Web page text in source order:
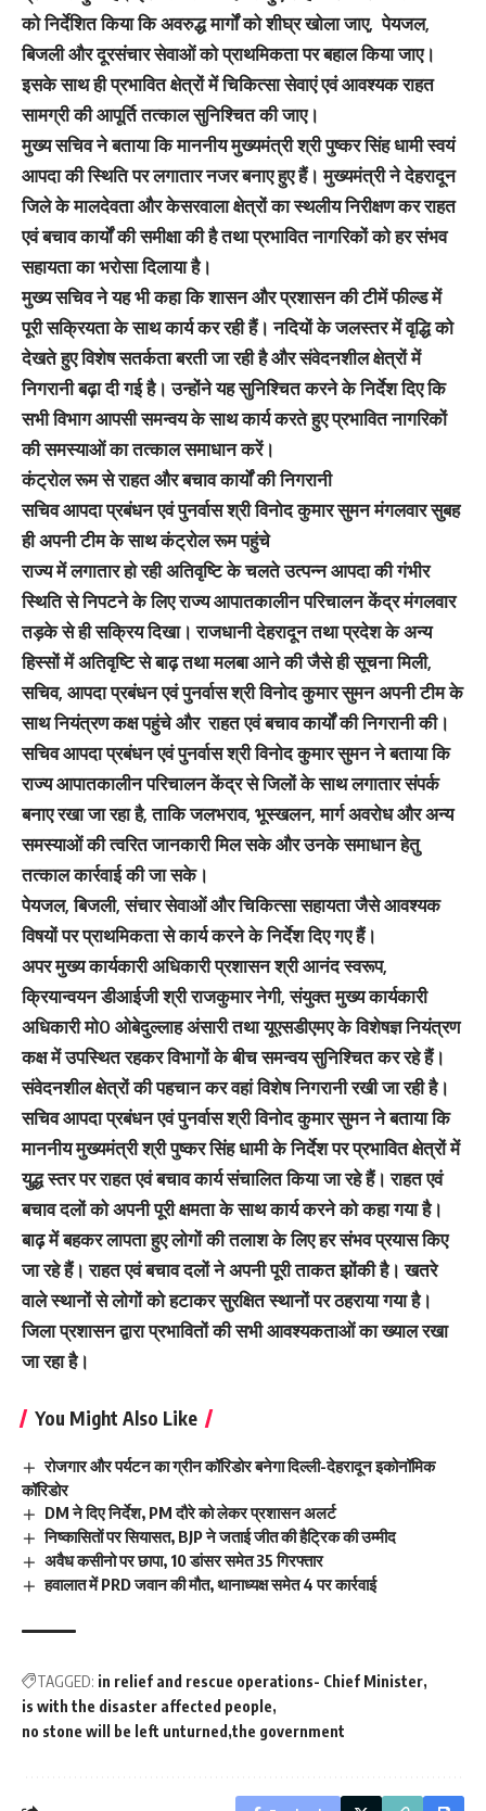
को निर्देशित किया कि अवरुद्ध मार्गों को शीघ्र खोला जाए, पेयजल,
बिजली और दूरसंचार सेवाओं को प्राथमिकता पर बहाल किया जाए।
इसके साथ ही प्रभावित क्षेत्रों में चिकित्सा सेवाएं एवं आवश्यक राहत
सामग्री की आपूर्ति तत्काल सुनिश्चित की जाए।
मुख्य सचिव ने बताया कि माननीय मुख्यमंत्री श्री पुष्कर सिंह धामी स्वयं
आपदा की स्थिति पर लगातार नजर बनाए हुए हैं। मुख्यमंत्री ने देहरादून
जिले के मालदेवता और केसरवाला क्षेत्रों का स्थलीय निरीक्षण कर राहत
एवं बचाव कार्यों की समीक्षा की है तथा प्रभावित नागरिकों को हर संभव
सहायता का भरोसा दिलाया है।
मुख्य सचिव ने यह भी कहा कि शासन और प्रशासन की टीमें फील्ड में
पूरी सक्रियता के साथ कार्य कर रही हैं। नदियों के जलस्तर में वृद्धि को
देखते हुए विशेष सतर्कता बरती जा रही है और संवेदनशील क्षेत्रों में
निगरानी बढ़ा दी गई है। उन्होंने यह सुनिश्चित करने के निर्देश दिए कि
सभी विभाग आपसी समन्वय के साथ कार्य करते हुए प्रभावित नागरिकों
की समस्याओं का तत्काल समाधान करें।
कंट्रोल रूम से राहत और बचाव कार्यों की निगरानी
सचिव आपदा प्रबंधन एवं पुनर्वास श्री विनोद कुमार सुमन मंगलवार सुबह
ही अपनी टीम के साथ कंट्रोल रूम पहुंचे
राज्य में लगातार हो रही अतिवृष्टि के चलते उत्पन्न आपदा की गंभीर
स्थिति से निपटने के लिए राज्य आपातकालीन परिचालन केंद्र मंगलवार
तड़के से ही सक्रिय दिखा। राजधानी देहरादून तथा प्रदेश के अन्य
हिस्सों में अतिवृष्टि से बाढ़ तथा मलबा आने की जैसे ही सूचना मिली,
सचिव, आपदा प्रबंधन एवं पुनर्वास श्री विनोद कुमार सुमन अपनी टीम के
साथ नियंत्रण कक्ष पहुंचे और राहत एवं बचाव कार्यों की निगरानी की।
सचिव आपदा प्रबंधन एवं पुनर्वास श्री विनोद कुमार सुमन ने बताया कि
राज्य आपातकालीन परिचालन केंद्र से जिलों के साथ लगातार संपर्क
बनाए रखा जा रहा है, ताकि जलभराव, भूस्खलन, मार्ग अवरोध और अन्य
समस्याओं की त्वरित जानकारी मिल सके और उनके समाधान हेतु
तत्काल कार्रवाई की जा सके।
पेयजल, बिजली, संचार सेवाओं और चिकित्सा सहायता जैसे आवश्यक
विषयों पर प्राथमिकता से कार्य करने के निर्देश दिए गए हैं।
अपर मुख्य कार्यकारी अधिकारी प्रशासन श्री आनंद स्वरूप,
क्रियान्वयन डीआईजी श्री राजकुमार नेगी, संयुक्त मुख्य कार्यकारी
अधिकारी मो0 ओबेदुल्लाह अंसारी तथा यूएसडीएमए के विशेषज्ञ नियंत्रण
कक्ष में उपस्थित रहकर विभागों के बीच समन्वय सुनिश्चित कर रहे हैं।
संवेदनशील क्षेत्रों की पहचान कर वहां विशेष निगरानी रखी जा रही है।
सचिव आपदा प्रबंधन एवं पुनर्वास श्री विनोद कुमार सुमन ने बताया कि
माननीय मुख्यमंत्री श्री पुष्कर सिंह धामी के निर्देश पर प्रभावित क्षेत्रों में
युद्ध स्तर पर राहत एवं बचाव कार्य संचालित किया जा रहे हैं। राहत एवं
बचाव दलों को अपनी पूरी क्षमता के साथ कार्य करने को कहा गया है।
बाढ़ में बहकर लापता हुए लोगों की तलाश के लिए हर संभव प्रयास किए
जा रहे हैं। राहत एवं बचाव दलों ने अपनी पूरी ताकत झोंकी है। खतरे
वाले स्थानों से लोगों को हटाकर सुरक्षित स्थानों पर ठहराया गया है।
जिला प्रशासन द्वारा प्रभावितों की सभी आवश्यकताओं का ख्याल रखा
जा रहा है।
You Might Also Like
रोजगार और पर्यटन का ग्रीन कॉरिडोर बनेगा दिल्ली-देहरादून इकोनॉमिक
कॉरिडोर
DM ने दिए निर्देश, PM दौरे को लेकर प्रशासन अलर्ट
निष्कासितों पर सियासत, BJP ने जताई जीत की हैट्रिक की उम्मीद
अवैध कसीनो पर छापा, 10 डांसर समेत 35 गिरफ्तार
हवालात में PRD जवान की मौत, थानाध्यक्ष समेत 4 पर कार्रवाई
TAGGED: in relief and rescue operations- Chief Minister
is with the disaster affected people
no stone will be left unturned the government